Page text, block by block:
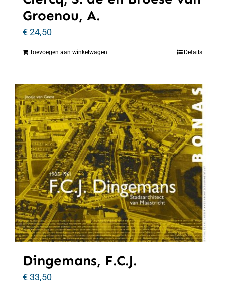
Groenou, A.
€24,50
Toevoegen aan winkelwagen Details
Dingemans, F.C.J.
€33,50